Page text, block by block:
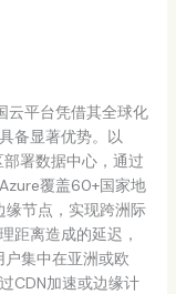
云平台凭借其全球化
备显著优势。以
署数据中心，通过
覆盖60+国家地
节点，实现跨洲际
距离造成的延迟，
集中在亚洲或欧
CDN加速或边缘计